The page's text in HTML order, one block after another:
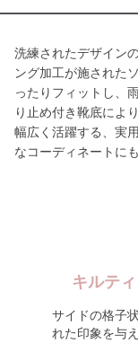
洗練されたデザイン
ング加工が施された
ったりフィットし、
り止め付き靴底によ
幅広く活躍する、実
なコーディネートに
キルテ
サイドの格子
れた印象を与